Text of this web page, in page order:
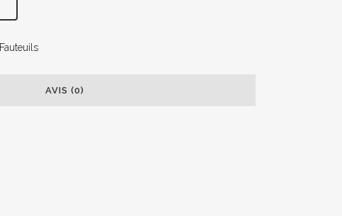
Fauteuils
AVIS (0)